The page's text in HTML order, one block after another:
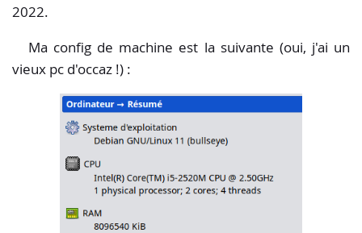
2022.
Ma config de machine est la suivante (oui, j'ai un
vieux pc d'occaz !) :